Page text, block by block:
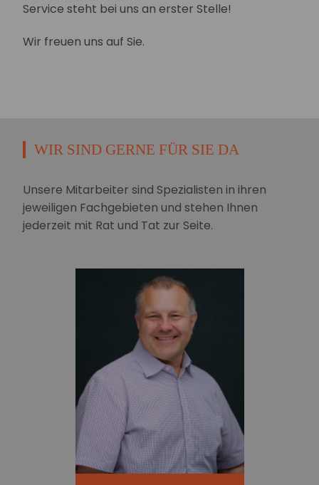
Service steht bei uns an erster Stelle!
Wir freuen uns auf Sie.
WIR SIND GERNE FÜR SIE DA
Unsere Mitarbeiter sind Spezialisten in ihren
jeweiligen Fachgebieten und stehen Ihnen
jederzeit mit Rat und Tat zur Seite.